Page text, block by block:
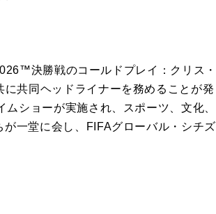
決勝戦のコールドプレイ：クリス・
共同ヘッドライナーを務めることが発
ショーが実施され、スポーツ、文化、
一堂に会し、FIFAグローバル・シチズ